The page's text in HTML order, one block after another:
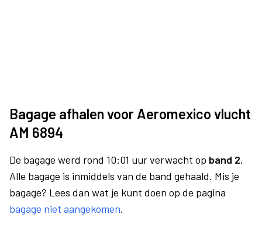
Bagage afhalen voor Aeromexico vlucht
AM 6894
De bagage werd rond 10:01 uur verwacht op band 2.
Alle bagage is inmiddels van de band gehaald. Mis je
bagage? Lees dan wat je kunt doen op de pagina
bagage niet aangekomen.